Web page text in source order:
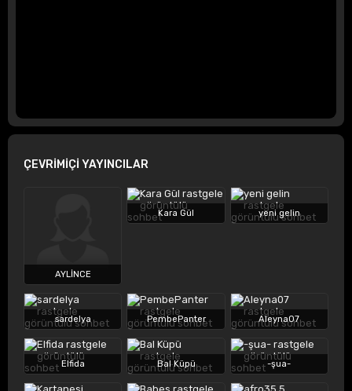
ÇEVRİMİÇİ YAYINCILAR
AYLİNCE
Kara Gül yeni gelin
sardelya PembePanter Aleyna07
Elfida Bal Küpü -şua-